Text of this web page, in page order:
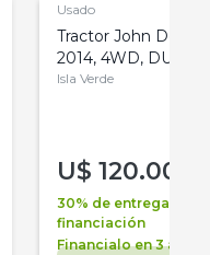
Usado
Tractor John Deere
2014, 4WD, DUAL
Isla Verde
U$ 120.000
30% de entrega +
financiación
Financialo en 3 años